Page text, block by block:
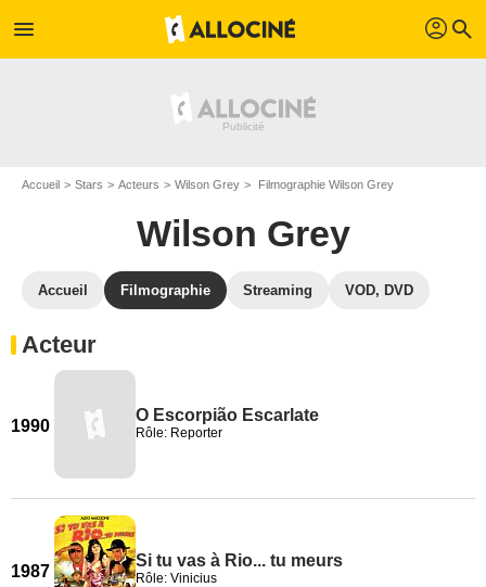
menu profil search
Accueil Stars Acteurs Wilson Grey Filmographie Wilson Grey
Wilson Grey
Accueil Filmographie Streaming VOD, DVD
Acteur
1990
O Escorpião Escarlate
Rôle: Reporter
1987
Si tu vas à Rio... tu meurs
Rôle: Vinicius